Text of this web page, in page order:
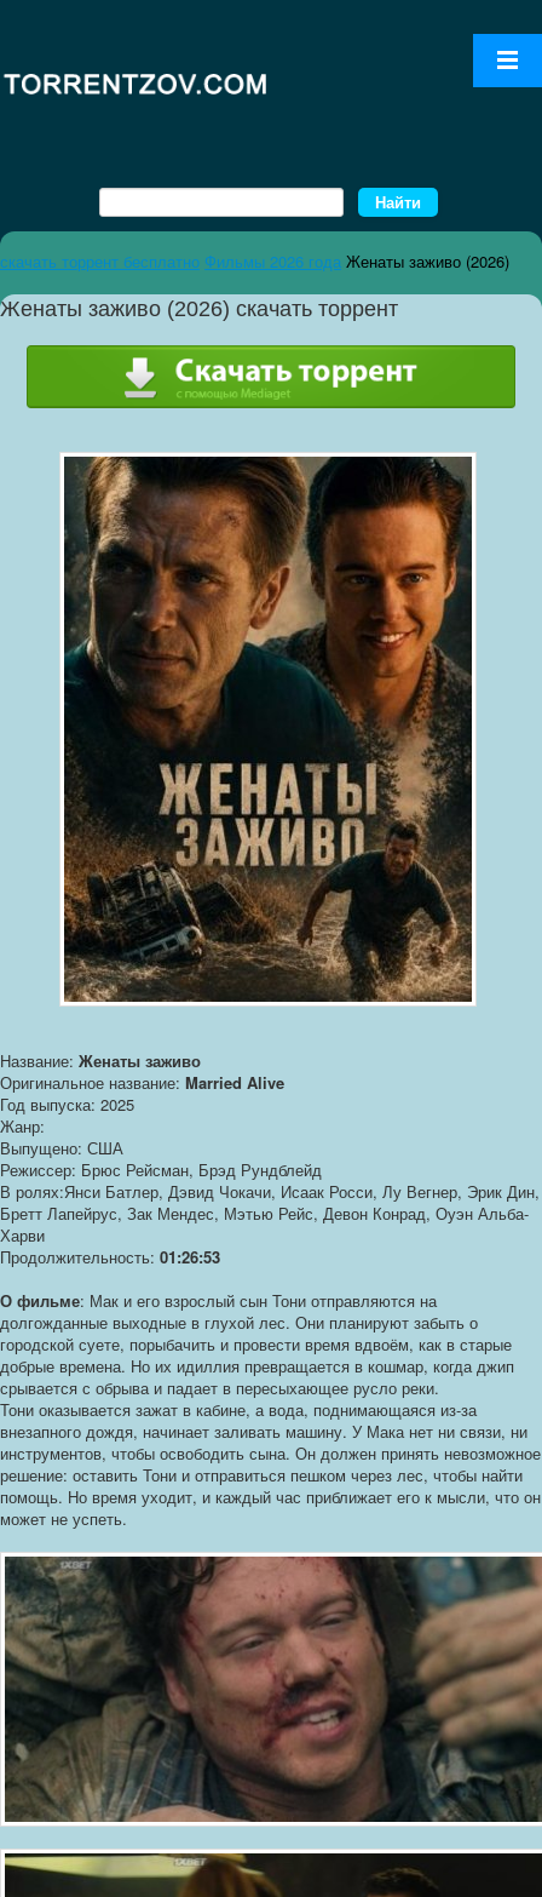
скачать торрент бесплатно Фильмы 2026 года Женаты заживо (2026)
Женаты заживо (2026) скачать торрент
Название: Женаты заживо
Оригинальное название: Married Alive
Год выпуска: 2025
Жанр:
Выпущено: США
Режиссер: Брюс Рейсман, Брэд Рундблейд
В ролях:Янси Батлер, Дэвид Чокачи, Исаак Росси, Лу Вегнер, Эрик Дин,
Бретт Лапейрус, Зак Мендес, Мэтью Рейс, Девон Конрад, Оуэн Альба-
Харви
Продолжительность: 01:26:53
О фильме: Мак и его взрослый сын Тони отправляются на
долгожданные выходные в глухой лес. Они планируют забыть о
городской суете, порыбачить и провести время вдвоём, как в старые
добрые времена. Но их идиллия превращается в кошмар, когда джип
срывается с обрыва и падает в пересыхающее русло реки.
Тони оказывается зажат в кабине, а вода, поднимающаяся из-за
внезапного дождя, начинает заливать машину. У Мака нет ни связи, ни
инструментов, чтобы освободить сына. Он должен принять невозможное
решение: оставить Тони и отправиться пешком через лес, чтобы найти
помощь. Но время уходит, и каждый час приближает его к мысли, что он
может не успеть.